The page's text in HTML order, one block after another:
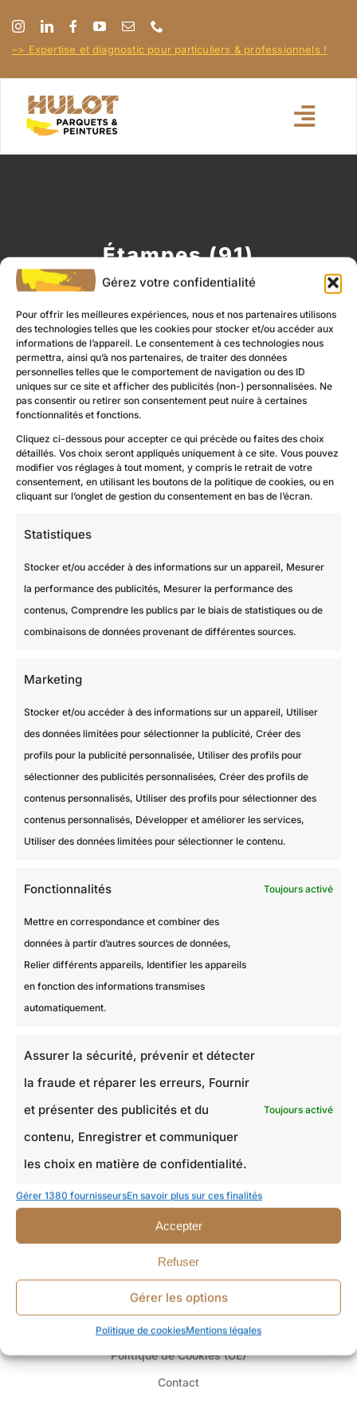
Gérez votre confidentialité
Pour offrir les meilleures expériences, nous et nos partenaires utilisons
des technologies telles que les cookies pour stocker et/ou accéder aux
informations de l’appareil. Le consentement à ces technologies nous
permettra, ainsi qu’à nos partenaires, de traiter des données
personnelles telles que le comportement de navigation ou des ID
uniques sur ce site et afficher des publicités (non-) personnalisées. Ne
pas consentir ou retirer son consentement peut nuire à certaines
fonctionnalités et fonctions.
Cliquez ci-dessous pour accepter ce qui précède ou faites des choix
détaillés. Vos choix seront appliqués uniquement à ce site. Vous pouvez
modifier vos réglages à tout moment, y compris le retrait de votre
consentement, en utilisant les boutons de la politique de cookies, ou en
cliquant sur l’onglet de gestion du consentement en bas de l’écran.
Statistiques
Stocker et/ou accéder à des informations sur un appareil, Mesurer
la performance des publicités, Mesurer la performance des
contenus, Comprendre les publics par le biais de statistiques ou de
combinaisons de données provenant de différentes sources.
Marketing
Stocker et/ou accéder à des informations sur un appareil, Utiliser
des données limitées pour sélectionner la publicité, Créer des
profils pour la publicité personnalisée, Utiliser des profils pour
sélectionner des publicités personnalisées, Créer des profils de
contenus personnalisés, Utiliser des profils pour sélectionner des
contenus personnalisés, Développer et améliorer les services,
Utiliser des données limitées pour sélectionner le contenu.
Fonctionnalités Toujours activé
Mettre en correspondance et combiner des
données à partir d’autres sources de données,
Relier différents appareils, Identifier les appareils
en fonction des informations transmises
automatiquement.
Assurer la sécurité, prévenir et détecter
la fraude et réparer les erreurs, Fournir
et présenter des publicités et du
contenu, Enregistrer et communiquer
les choix en matière de confidentialité.
Toujours activé
Gérer 1380 fournisseursEn savoir plus sur ces finalités
Accepter
Refuser
Gérer les options
Politique de cookiesMentions légales
–> Expertise et diagnostic pour particuliers & professionnels !
Nos réalisations
Nos conseils
Contact
Étampes (91)
PLAN DU SITE
Accueil
À propos
CONTACT
+33 6 50 50 45 87
entreprise.hulot@gmail.com
AIDES
Mentions légales et Politique de confidentialité
Politique de Cookies (UE)
Contact